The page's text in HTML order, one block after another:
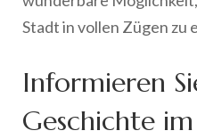
Stadt in vollen Zügen zu
Informieren
Geschichte